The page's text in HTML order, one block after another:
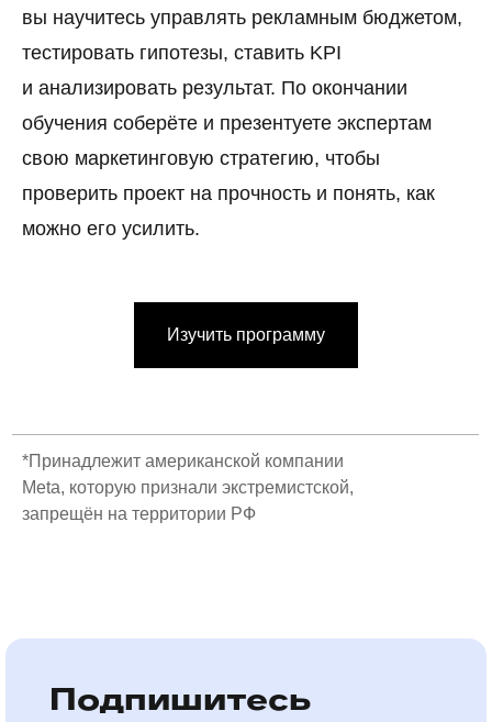
вы научитесь управлять рекламным бюджетом,
тестировать гипотезы, ставить KPI
и анализировать результат. По окончании
обучения соберёте и презентуете экспертам
свою маркетинговую стратегию, чтобы
проверить проект на прочность и понять, как
можно его усилить.
Изучить программу
*Принадлежит американской компании
Meta, которую признали экстремистской,
запрещён на территории РФ
Подпишитесь